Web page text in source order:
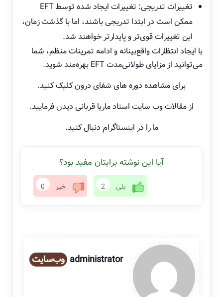
تغییرات تدریجی: تغییرات ایجاد شده توسط EFT
ممکن است در ابتدا تدریجی باشند، اما با گذشت زمان،
این تغییرات قوی‌تر و پایدارتر خواهند شد.
با ایجاد انتظارات واقع‌بینانه و ادامه تمرینات منظم، شما
می‌توانید از مزایای طولانی‌مدت EFT بهره‌مند شوید.
برای مشاهده دوره های شفای درون کلیک کنید.
ازمقالاتوب سایت استاد ماریا قربانی دیدن فرمایید.
ما را در اینستاگرام دنبال کنید.
آیا این نوشته برایتان مفید بود؟
بلی 2 خیر 0
administrator وب‌سایت